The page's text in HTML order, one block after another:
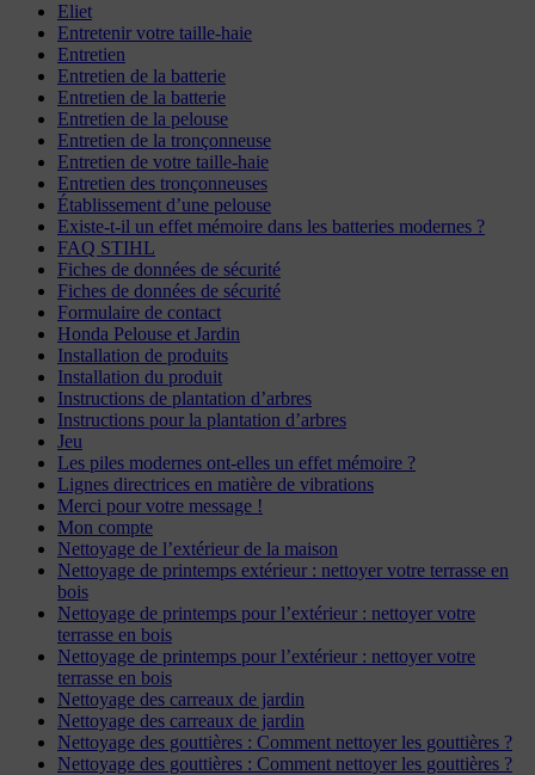
Eliet
Entretenir votre taille-haie
Entretien
Entretien de la batterie
Entretien de la batterie
Entretien de la pelouse
Entretien de la tronçonneuse
Entretien de votre taille-haie
Entretien des tronçonneuses
Établissement d’une pelouse
Existe-t-il un effet mémoire dans les batteries modernes ?
FAQ STIHL
Fiches de données de sécurité
Fiches de données de sécurité
Formulaire de contact
Honda Pelouse et Jardin
Installation de produits
Installation du produit
Instructions de plantation d’arbres
Instructions pour la plantation d’arbres
Jeu
Les piles modernes ont-elles un effet mémoire ?
Lignes directrices en matière de vibrations
Merci pour votre message !
Mon compte
Nettoyage de l’extérieur de la maison
Nettoyage de printemps extérieur : nettoyer votre terrasse en
bois
Nettoyage de printemps pour l’extérieur : nettoyer votre
terrasse en bois
Nettoyage de printemps pour l’extérieur : nettoyer votre
terrasse en bois
Nettoyage des carreaux de jardin
Nettoyage des carreaux de jardin
Nettoyage des gouttières : Comment nettoyer les gouttières ?
Nettoyage des gouttières : Comment nettoyer les gouttières ?